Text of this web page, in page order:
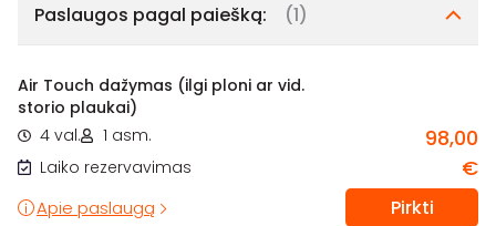
Paslaugos pagal paiešką: (1)
Air Touch dažymas (ilgi ploni ar vid.
storio plaukai)
4 val.
1 asm.
Laiko rezervavimas
98,00
€
Apie paslaugą Pirkti